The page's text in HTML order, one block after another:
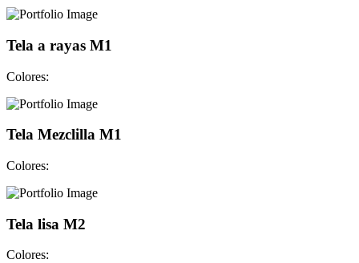
Tela a rayas M1
Colores:
Tela Mezclilla M1
Colores:
Tela lisa M2
Colores: